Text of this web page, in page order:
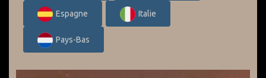
Espagne Italie
Pays-Bas